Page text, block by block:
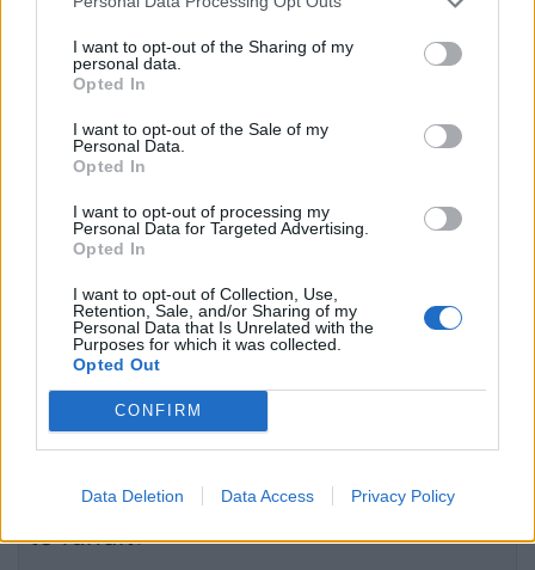
I want to opt-out of the Sharing of my
personal data.
Opted In
I want to opt-out of the Sale of my
Personal Data.
Opted In
I want to opt-out of processing my
Personal Data for Targeted Advertising.
Opted In
I want to opt-out of Collection, Use,
Retention, Sale, and/or Sharing of my
Personal Data that Is Unrelated with the
Purposes for which it was collected.
Opted Out
CONFIRM
Data Deletion Data Access Privacy Policy
Si përfundoi automjeti në
shinat hekurudhore pas
daljes nga A3, duke u
marrë jetën tre
mërgimtarëve nga
pamjet nga Gjermania
Avdullah Hoti: LDK-ja
kontribuojë për krijimin e
institucioneve
Konjufca u shpreh
ngushëllime familjeve të
Gjermani
e presidentit kërkon
shumicës dhe opozitës
të fundit